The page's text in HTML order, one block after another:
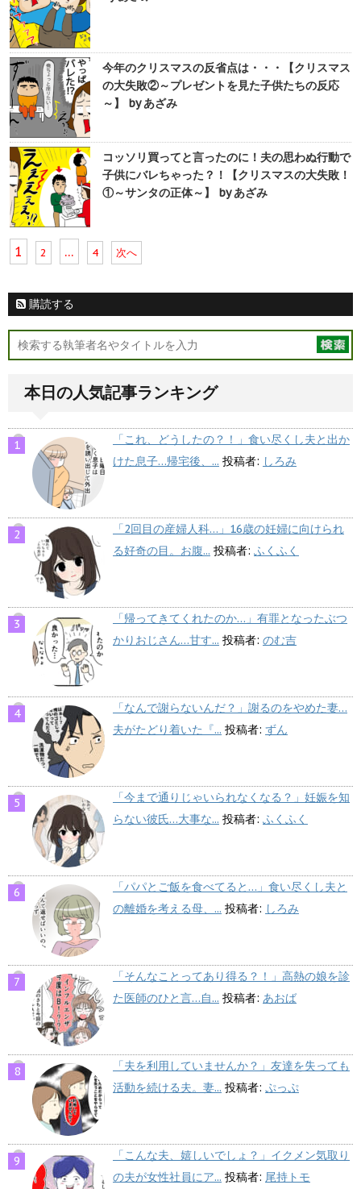
今年のクリスマスの反省点は・・・【クリスマス
の大失敗②～プレゼントを見た子供たちの反応
～】 by あざみ
コッソリ買ってと言ったのに！夫の思わぬ行動で
子供にバレちゃった？！【クリスマスの大失敗！
①～サンタの正体～】 by あざみ
1 2 … 4 次へ
購読する
本日の人気記事ランキング
「これ、どうしたの？！」食い尽くし夫と出か
けた息子…帰宅後、... 投稿者: しろみ
「2回目の産婦人科…」16歳の妊婦に向けられ
る好奇の目。お腹... 投稿者: ふくふく
「帰ってきてくれたのか…」有罪となったぶつ
かりおじさん…甘す... 投稿者: のむ吉
「なんで謝らないんだ？」謝るのをやめた妻…
夫がたどり着いた『... 投稿者: ずん
「今まで通りじゃいられなくなる？」妊娠を知
らない彼氏…大事な... 投稿者: ふくふく
「パパとご飯を食べてると…」食い尽くし夫と
の離婚を考える母、... 投稿者: しろみ
「そんなことってあり得る？！」高熱の娘を診
た医師のひと言…自... 投稿者: あおば
「夫を利用していませんか？」友達を失っても
活動を続ける夫。妻... 投稿者: ぷっぷ
「こんな夫、嬉しいでしょ？」イクメン気取り
の夫が女性社員にア... 投稿者: 尾持トモ